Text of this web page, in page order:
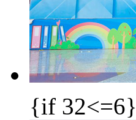
{if 32<=6}